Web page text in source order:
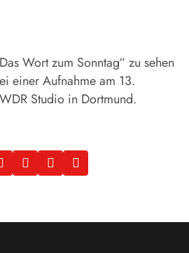
Wort zum Sonntag“ zu sehen
einer Aufnahme am 13.
Studio in Dortmund.